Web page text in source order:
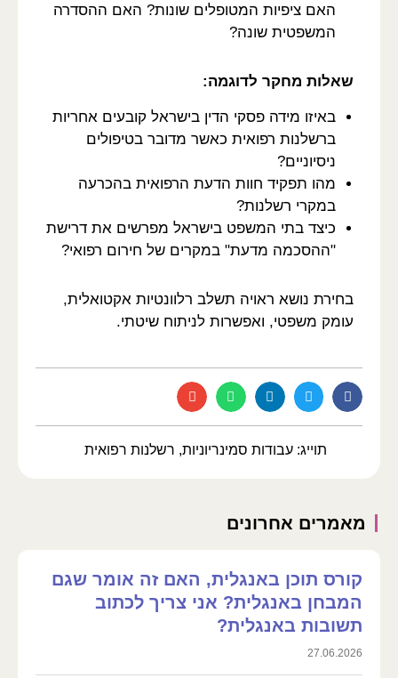
האם ציפיות המטופלים שונות? האם ההסדרה
המשפטית שונה?
שאלות מחקר לדוגמה:
באיזו מידה פסקי הדין בישראל קובעים אחריות
ברשלנות רפואית כאשר מדובר בטיפולים
ניסיוניים?
מהו תפקיד חוות הדעת הרפואית בהכרעה
במקרי רשלנות?
כיצד בתי המשפט בישראל מפרשים את דרישת
"ההסכמה מדעת" במקרים של חירום רפואי?
בחירת נושא ראויה תשלב רלוונטיות אקטואלית,
עומק משפטי, ואפשרות לניתוח שיטתי.
תוייג: עבודות סמינריוניות, רשלנות רפואית
מאמרים אחרונים
קורס תוכן באנגלית, האם זה אומר שגם
המבחן באנגלית? אני צריך לכתוב
תשובות באנגלית?
27.06.2026